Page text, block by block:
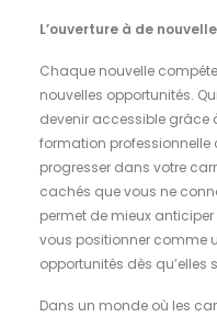
L’ouverture à de
Chaque nouvelle
nouvelles opportunités.
devenir accessible
formation professionnelle
progresser dans votre
cachés que vous ne
permet de mieux
vous positionner comme
opportunités dès qu’elles
Dans un monde où les